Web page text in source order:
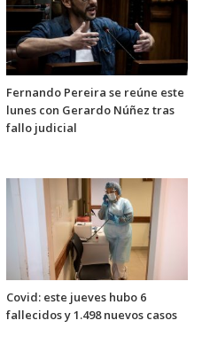
Fernando Pereira se reúne este
lunes con Gerardo Núñez tras
fallo judicial
Covid: este jueves hubo 6
fallecidos y 1.498 nuevos casos